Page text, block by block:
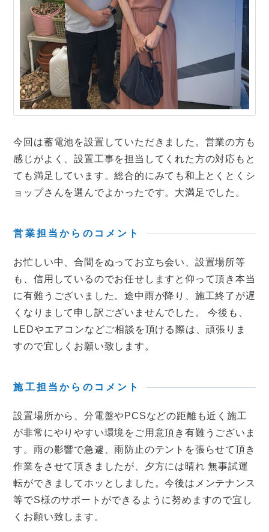
今回は蓄電池を設置していただきました。営業の方も
感じがよく、設置工事を担当してくれた方の対応もと
ても満足しています。総合的にみても和上とくとくシ
ョップさんを選んでよかったです。大満足でした。
営業担当からのコメント
お忙しい中、合間をぬってお立ち会い、設置場所等
も、信用しているのでお任せしますと仰って頂き本当
に有難うございました。途中雨が降り、施工終了が遅
くなりまして申し訳ございませんでした。 今後も、
LEDやエアコンなどご相談を頂ける際は、頑張りま
すので宜しくお願い致します。
施工担当からのコメント
設置場所から、分電盤やPCSなどの距離も近く施工
が非常にやりやすい環境をご用意頂き有難うございま
す。雨の影響で急遽、雨防止のテントを張らせて頂き
作業をさせて頂きましたが、夕方には晴れ 無事試運
転ができましてホッとしました。今後はメンテナンス
等でS様のサポートができるように努めますので宜し
くお願い致します。